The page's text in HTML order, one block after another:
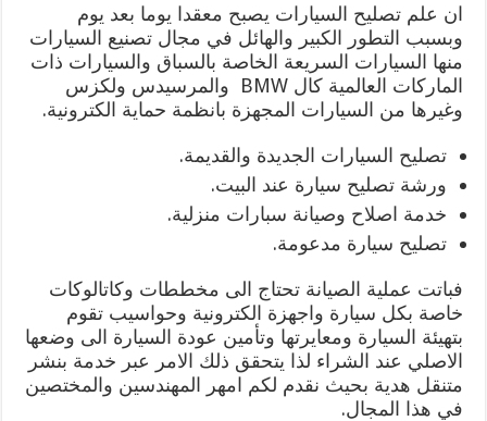
ان علم تصليح السيارات يصبح معقدا يوما بعد يوم
وبسبب التطور الكبير والهائل في مجال تصنيع السيارات
منها السيارات السريعة الخاصة بالسباق والسيارات ذات
الماركات العالمية كال BMW والمرسيدس ولكزس
وغيرها من السيارات المجهزة بانظمة حماية الكترونية.
تصليح السيارات الجديدة والقديمة.
ورشة تصليح سيارة عند البيت.
خدمة اصلاح وصيانة سبارات منزلية.
تصليح سيارة مدعومة.
فباتت عملية الصيانة تحتاج الى مخططات وكاتالوكات
خاصة بكل سيارة واجهزة الكترونية وحواسيب تقوم
بتهيئة السيارة ومعايرتها وتأمين عودة السيارة الى وضعها
الاصلي عند الشراء لذا يتحقق ذلك الامر عبر خدمة بنشر
متنقل هدية بحيث نقدم لكم امهر المهندسين والمختصين
في هذا المجال.